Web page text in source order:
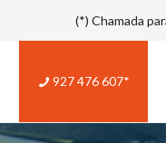
(*) Chamada
927 476 607*